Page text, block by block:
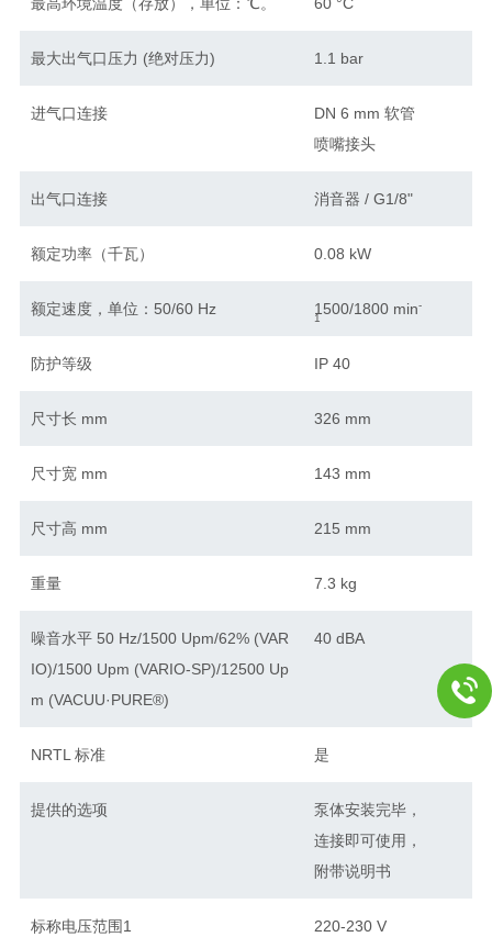
最大出气口压力 (绝对压力) 1.1 bar
进气口连接
DN 6 mm 软管
喷嘴接头
出气口连接 消音器 / G1/8"
额定功率（千瓦） 0.08 kW
额定速度，单位：50/60 Hz 1500/1800 min-
1
防护等级 IP 40
尺寸长 mm 326 mm
尺寸宽 mm 143 mm
尺寸高 mm 215 mm
重量 7.3 kg
噪音水平 50 Hz/1500 Upm/62% (VAR
IO)/1500 Upm (VARIO-SP)/12500 Up
m (VACUU·PURE®)
40 dBA
NRTL 标准 是
提供的选项
泵体安装完毕，
连接即可使用，
附带说明书
标称电压范围1 220-230 V